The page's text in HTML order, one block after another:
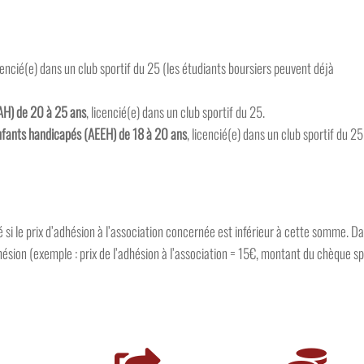
dans un club sportif du 25 (les étudiants boursiers peuvent déjà
de 20 à 25 ans, licencié(e) dans un club sportif du 25.
handicapés (AEEH) de 18 à 20 ans, licencié(e) dans un club sportif du
si le prix d’adhésion à l’association concernée est inférieur à cette somme.
(exemple : prix de l’adhésion à l’association = 15€, montant du chèque